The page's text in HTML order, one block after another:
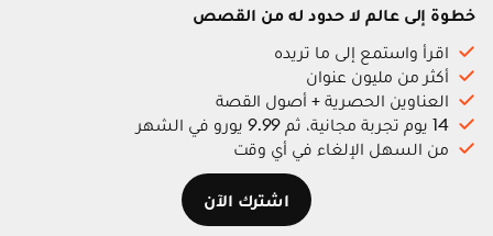
خطوة إلى عالم لا حدود له من القصص
اقرأ واستمع إلى ما تريده
أكثر من مليون عنوان
العناوين الحصرية + أصول القصة
14 يوم تجربة مجانية، ثم 9.99 يورو في الشهر
من السهل الإلغاء في أي وقت
اشترك الآن